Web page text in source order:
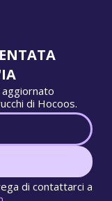
di Hocoos.
di contattarci a